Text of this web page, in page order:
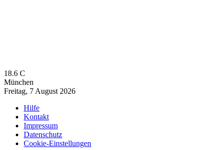
18.6 C
München
Freitag, 7 August 2026
Hilfe
Kontakt
Impressum
Datenschutz
Cookie-Einstellungen